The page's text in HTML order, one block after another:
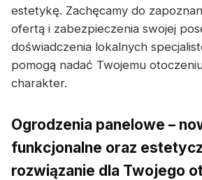
estetykę. Zachęcamy do
ofertą i zabezpieczenia swojej
doświadczenia lokalnych
pomogą nadać Twojemu
charakter.
Ogrodzenia panelowe –
funkcjonalne oraz
rozwiązanie dla Twojego